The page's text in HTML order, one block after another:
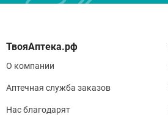
О компании
Аптечная служба заказов
Нас благодарят